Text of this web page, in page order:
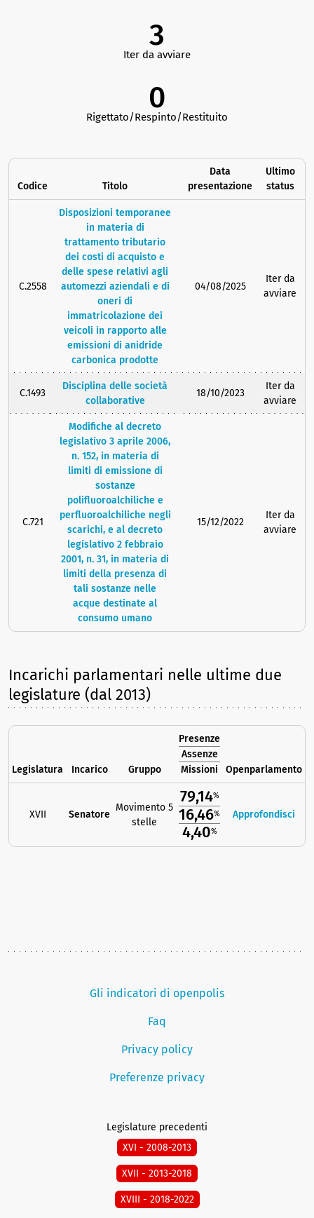
3
Iter da avviare
0
Rigettato/Respinto/Restituito
Codice Titolo
Data
presentazione
Ultimo
status
C.2558
Disposizioni temporanee
in materia di
trattamento tributario
dei costi di acquisto e
delle spese relativi agli
automezzi aziendali e di
oneri di
immatricolazione dei
veicoli in rapporto alle
emissioni di anidride
carbonica prodotte
04/08/2025
Iter da
avviare
C.1493
Disciplina delle società
collaborative
18/10/2023
Iter da
avviare
C.721
Modifiche al decreto
legislativo 3 aprile 2006,
n. 152, in materia di
limiti di emissione di
sostanze
polifluoroalchiliche e
perfluoroalchiliche negli
scarichi, e al decreto
legislativo 2 febbraio
2001, n. 31, in materia di
limiti della presenza di
tali sostanze nelle
acque destinate al
consumo umano
15/12/2022
Iter da
avviare
Incarichi parlamentari nelle ultime due
legislature (dal 2013)
Legislatura Incarico Gruppo
Presenze
Assenze
Missioni
Openparlamento
XVII Senatore
Movimento 5
stelle
79,14%
16,46%
4,40%
Approfondisci
Gli indicatori di openpolis
Faq
Privacy policy
Preferenze privacy
Legislature precedenti
XVI - 2008-2013
XVII - 2013-2018
XVIII - 2018-2022